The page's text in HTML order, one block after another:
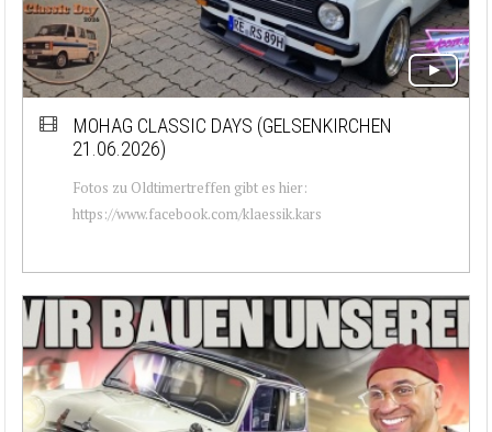
MOHAG CLASSIC DAYS (GELSENKIRCHEN
21.06.2026)
Fotos zu Oldtimertreffen gibt es hier:
https://www.facebook.com/klaessik.kars